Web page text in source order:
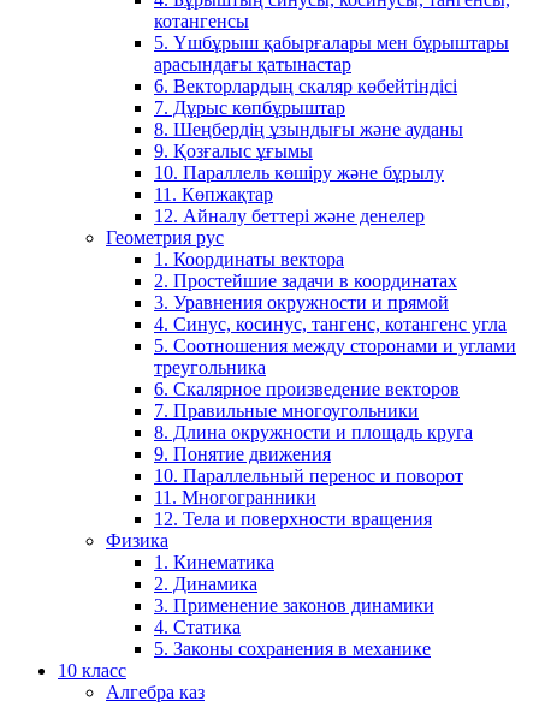
котангенсы
5. Үшбұрыш қабырғалары мен бұрыштары
арасындағы қатынастар
6. Векторлардың скаляр көбейтіндісі
7. Дұрыс көпбұрыштар
8. Шеңбердің ұзындығы және ауданы
9. Қозғалыс ұғымы
10. Параллель көшіру және бұрылу
11. Көпжақтар
12. Айналу беттері және денелер
Геометрия рус
1. Координаты вектора
2. Простейшие задачи в координатах
3. Уравнения окружности и прямой
4. Синус, косинус, тангенс, котангенс угла
5. Соотношения между сторонами и углами
треугольника
6. Скалярное произведение векторов
7. Правильные многоугольники
8. Длина окружности и площадь круга
9. Понятие движения
10. Параллельный перенос и поворот
11. Многогранники
12. Тела и поверхности вращения
Физика
1. Кинематика
2. Динамика
3. Применение законов динамики
4. Статика
5. Законы сохранения в механике
10 класс
Алгебра каз